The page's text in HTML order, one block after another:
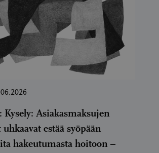
Asiakasmaksujen
estää syöpään
hakeutumasta hoitoon –